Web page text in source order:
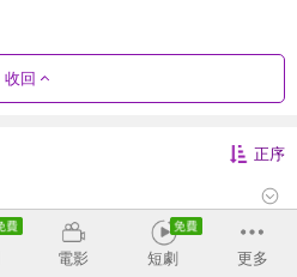
收回
正序
電影 短劇 更多